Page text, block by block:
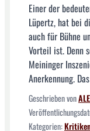
Einer der
Lüpertz, hat bei
auch für Bühne
Vorteil ist. Denn
Meininger
Anerkennung.
Geschrieben von
Kategorien: